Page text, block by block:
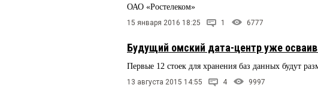
ОАО «Ростелеком»
15 января 2016 18:25 1 6777
Будущий омский дата-центр уже
Первые 12 стоек для хранения баз данных будут
13 августа 2015 14:55 4 9997